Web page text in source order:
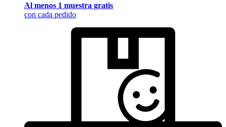
Al menos 1 muestra gratis
con cada pedido